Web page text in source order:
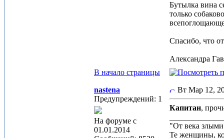
Бутылка вина
только
Спасибо, что
Александра
В начало страницы
nastena
Предупреждений: 1
На форуме с
01.01.2014
Вт Мар 12,
Капитан,
"От века
Те женщины,